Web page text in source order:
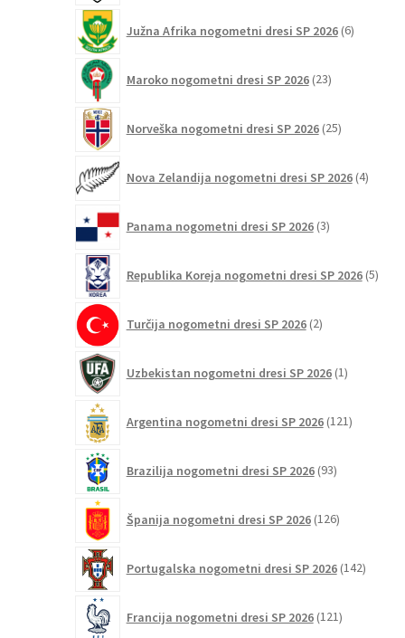
Južna Afrika nogometni dresi SP 2026 6izdelkov
Maroko nogometni dresi SP 2026 23izdelkov
Norveška nogometni dresi SP 2026 25izdelkov
Nova Zelandija nogometni dresi SP 2026 4izdelki
Panama nogometni dresi SP 2026 3izdelki
Republika Koreja nogometni dresi SP 2026 5
Turčija nogometni dresi SP 2026 2izdelka
Uzbekistan nogometni dresi SP 2026 1izdelek
Argentina nogometni dresi SP 2026 121izdelkov
Brazilija nogometni dresi SP 2026 93izdelkov
Španija nogometni dresi SP 2026 126izdelkov
Portugalska nogometni dresi SP 2026 142
Francija nogometni dresi SP 2026 121izdelkov